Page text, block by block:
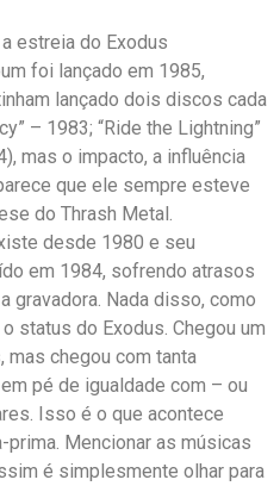
estreia do Exodus
foi lançado em 1985,
lançado dois discos cada
– 1983; “Ride the Lightning”
mas o impacto, a influência
que ele sempre esteve
do Thrash Metal.
desde 1980 e seu
em 1984, sofrendo atrasos
gravadora. Nada disso, como
status do Exodus. Chegou um
chegou com tanta
pé de igualdade com – ou
Isso é o que acontece
Mencionar as músicas
é simplesmente olhar para